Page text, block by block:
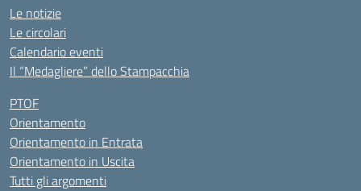
Le notizie
Le circolari
Calendario eventi
Il “Medagliere” dello Stampacchia
PTOF
Orientamento
Orientamento in Entrata
Orientamento in Uscita
Tutti gli argomenti